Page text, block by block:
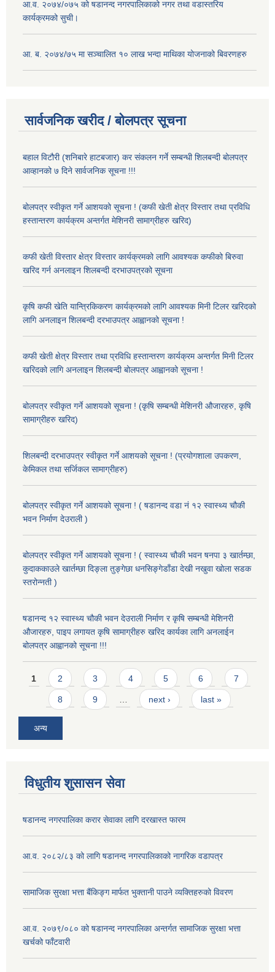
आ.व. २०७४/०७५ को षडानन्द नगरपालिकाको नगर तथा वडास्तरिय
कार्यक्रमको सुची।
आ. ब. २०७४/७५ मा सञ्चालित १० लाख भन्दा माथिका योजनाको बिवरणहरु
सार्वजनिक खरीद / बोलपत्र सूचना
बहाल विटौरी (शनिबारे हाटबजार) कर संकलन गर्ने सम्बन्धी शिलबन्दी बोलपत्र
आव्हानको ७ दिने सार्वजनिक सूचना !!!
बोलपत्र स्वीकृत गर्ने आशयको सूचना ! (कफी खेती क्षेत्र विस्तार तथा प्रविधि
हस्तान्तरण कार्यक्रम अन्तर्गत मेशिनरी सामाग्रीहरु खरिद)
कफी खेती विस्तार क्षेत्र विस्तार कार्यक्रमको लागि आवश्यक कफीको बिरुवा
खरिद गर्न अनलाइन शिलबन्दी दरभाउपत्रको सूचना
कृषि कफी खेति यान्त्रिकिकरण कार्यक्रमको लागि आवश्यक मिनी टिलर खरिदको
लागि अनलाइन शिलबन्दी दरभाउपत्र आह्वानको सूचना !
कफी खेती क्षेत्र विस्तार तथा प्रविधि हस्तान्तरण कार्यक्रम अन्तर्गत मिनी टिलर
खरिदको लागि अनलाइन शिलबन्दी बोलपत्र आह्वानको सूचना !
बोलपत्र स्वीकृत गर्ने आशयको सूचना ! (कृषि सम्बन्धी मेशिनरी औजारहरु, कृषि
सामाग्रीहरु खरिद)
शिलबन्दी दरभाउपत्र स्वीकृत गर्ने आशयको सूचना ! (प्रयोगशाला उपकरण,
केमिकल तथा सर्जिकल सामाग्रीहरु)
बोलपत्र स्वीकृत गर्ने आशयको सूचना ! ( षडानन्द वडा नं १२ स्वास्थ्य चौकी
भवन निर्माण देउराली )
बोलपत्र स्वीकृत गर्ने आशयको सूचना ! ( स्वास्थ्य चौकी भवन षनपा ३ खार्तम्छा,
कुदाककाउले खार्तम्छा दिङ्ला तुङ्गेछा धनसिङ्गेडाँडा देखी नखुवा खोला सडक
स्तरोन्नती )
षडानन्द १२ स्वास्थ्य चौकी भवन देउराली निर्माण र कृषि सम्बन्धी मेशिनरी
औजारहरु, पाइप लगायत कृषि सामाग्रीहरु खरिद कार्यका लागि अनलाईन
बोलपत्र आह्वानको सूचना !!!
Pages
1 2 3 4 5 6 7
8 9 … next › last »
अन्य
विधुतीय शुसासन सेवा
षडानन्द नगरपालिका करार सेवाका लागि दरखास्त फारम
आ.व. २०८२/८३ को लागि षडानन्द नगरपालिकाको नागरिक वडापत्र
सामाजिक सुरक्षा भत्ता बैंकिङ्ग मार्फत भुक्तानी पाउने व्यक्तिहरुको विवरण
आ.व. २०७९/०८० को षडानन्द नगरपालिका अन्तर्गत सामाजिक सुरक्षा भत्ता
खर्चको फाँटवारी